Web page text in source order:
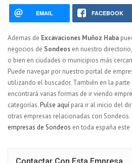
EMAIL FACEBOOK
Ademas de Excavaciones Muñoz Haba
negocios de Sondeos en nuestro
o bien en ciudades o municipios más
Puede navegar por nuestro portal de
utilizando el buscador. También en la
encontrará varias formas de ir viendo
categorías.Pulse aquí para ir al inicio del
otras empresas relacionadas con
empresas de Sondeos en toda españa